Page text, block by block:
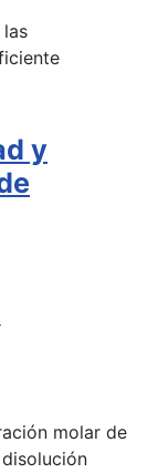
y
molar de